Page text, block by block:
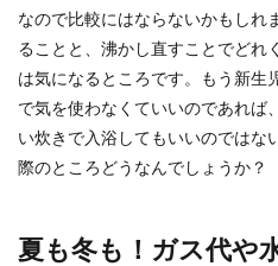
平日休み
限に生か
平日休みの
なので比較にはならないかもしれ
ることと、沸かし直すことでどれ
は気になるところです。もう新生
で気を使わなくていいのであれば
い炊きで入浴してもいいのではな
際のところどうなんでしょうか？
夏も冬も！ガス代や